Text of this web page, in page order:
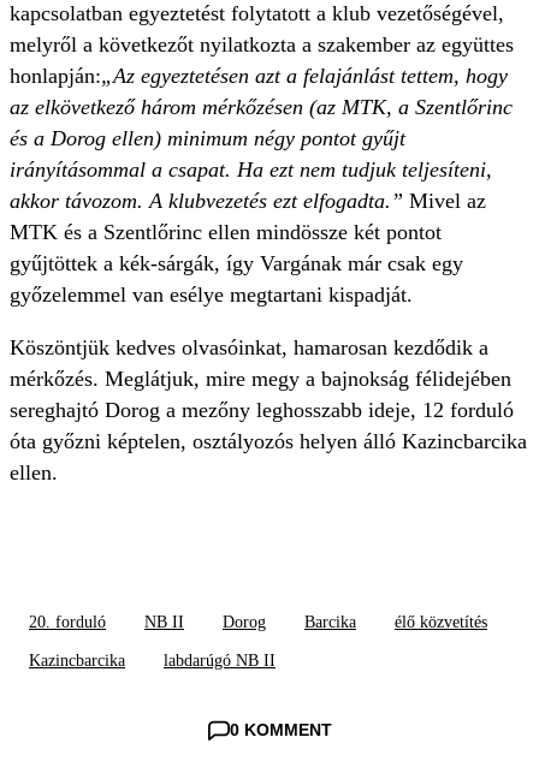
kapcsolatban egyeztetést folytatott a klub vezetőségével,
melyről a következőt nyilatkozta a szakember az együttes
honlapján:„Az egyeztetésen azt a felajánlást tettem, hogy
az elkövetkező három mérkőzésen (az MTK, a Szentlőrinc
és a Dorog ellen) minimum négy pontot gyűjt
irányításommal a csapat. Ha ezt nem tudjuk teljesíteni,
akkor távozom. A klubvezetés ezt elfogadta.” Mivel az
MTK és a Szentlőrinc ellen mindössze két pontot
gyűjtöttek a kék-sárgák, így Vargának már csak egy
győzelemmel van esélye megtartani kispadját.
Köszöntjük kedves olvasóinkat, hamarosan kezdődik a
mérkőzés. Meglátjuk, mire megy a bajnokság félidejében
sereghajtó Dorog a mezőny leghosszabb ideje, 12 forduló
óta győzni képtelen, osztályozós helyen álló Kazincbarcika
ellen.
20. forduló NB II Dorog Barcika élő közvetítés
Kazincbarcika labdarúgó NB II
0 KOMMENT